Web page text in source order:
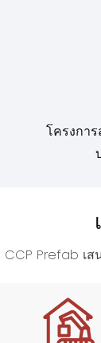
โครงกา
CCP Prefab เ